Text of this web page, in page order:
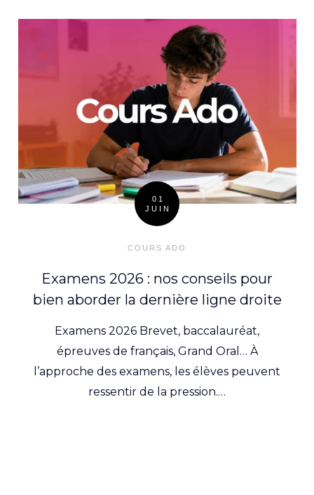
01
JUIN
COURS ADO
Examens 2026 : nos conseils pour
bien aborder la dernière ligne droite
Examens 2026 Brevet, baccalauréat,
épreuves de français, Grand Oral… À
l’approche des examens, les élèves peuvent
ressentir de la pression.…